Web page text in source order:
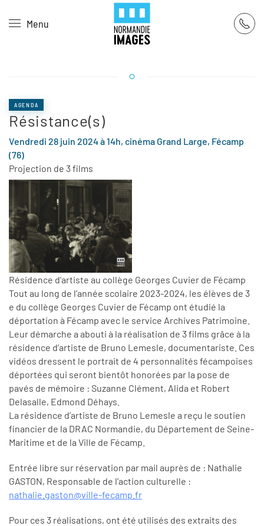
Skip to main content
Menu
AGENDA
Résistance(s)
Vendredi 28 juin 2024 à 14h, cinéma Grand Large, Fécamp
(76)
Projection de 3 films
Résidence d'artiste au collège Georges Cuvier de Fécamp
Tout au long de l’année scolaire 2023-2024, les élèves de 3
e du collège Georges Cuvier de Fécamp ont étudié la
déportation à Fécamp avec le service Archives Patrimoine.
Leur démarche a abouti à la réalisation de 3 films grâce à la
résidence d’artiste de Bruno Lemesle, documentariste. Ces
vidéos dressent le portrait de 4 personnalités fécampoises
déportées qui seront bientôt honorées par la pose de
pavés de mémoire : Suzanne Clément, Alida et Robert
Delasalle, Edmond Déhays.
La résidence d’artiste de Bruno Lemesle a reçu le soutien
financier de la DRAC Normandie, du Département de Seine-
Maritime et de la Ville de Fécamp.
Entrée libre sur réservation par mail auprès de : Nathalie
GASTON, Responsable de l’action culturelle :
nathalie.gaston@ville-fecamp.fr
Pour ces 3 réalisations, ont été utilisés des extraits des
Panneau de gestion des cookies